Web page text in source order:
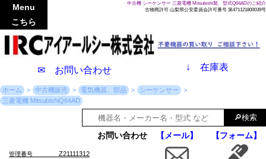
中古機 シーケンサー 三菱電機 Mitsubishi製、型式Q64ADのご紹介
古物商許可 山梨県公安委員会許可番号 第471121800039号
✉ お問い合わせ ↓ 在庫表
Menu
こちら
ホーム 中古機販売 電気機器、部品
シーケンサー
三菱電機 MitsubishiQ64AD
お問い合わせ 【メール】 【フォーム】
管理番号 Z21111312